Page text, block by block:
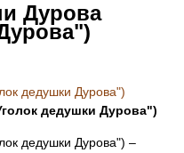
Дурова
дедушки Дурова")
дедушки Дурова")
дедушки Дурова") –